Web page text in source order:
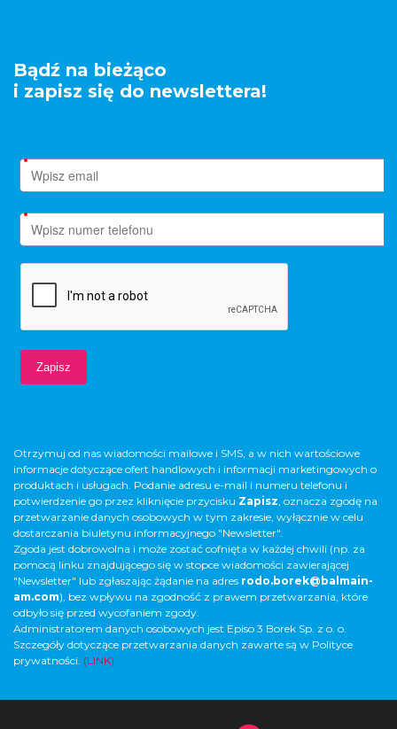
Bądź na bieżąco
i zapisz się do newslettera!
Otrzymuj od nas wiadomości mailowe i SMS, a w nich wartościowe
informacje dotyczące ofert handlowych i informacji marketingowych o
produktach i usługach. Podanie adresu e-mail i numeru telefonu i
potwierdzenie go przez kliknięcie przycisku Zapisz, oznacza zgodę na
przetwarzanie danych osobowych w tym zakresie, wyłącznie w celu
dostarczania biuletynu informacyjnego "Newsletter".
Zgoda jest dobrowolna i może zostać cofnięta w każdej chwili (np. za
pomocą linku znajdującego się w stopce wiadomości zawierającej
"Newsletter" lub zgłaszając żądanie na adres rodo.borek@balmain-
am.com), bez wpływu na zgodność z prawem przetwarzania, które
odbyło się przed wycofaniem zgody.
Administratorem danych osobowych jest Episo 3 Borek Sp. z o. o.
Szczegóły dotyczące przetwarzania danych zawarte są w Polityce
prywatności. (LINK)